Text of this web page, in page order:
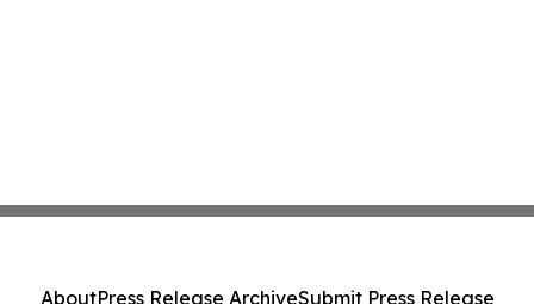
AboutPress Release ArchiveSubmit Press Release